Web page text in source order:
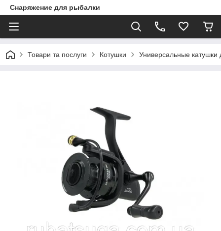
Снаряжение для рыбалки
Товари та послуги Котушки Универсальные катушки